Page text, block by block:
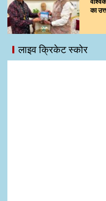
का
लाइव क्रिकेट स्कोर